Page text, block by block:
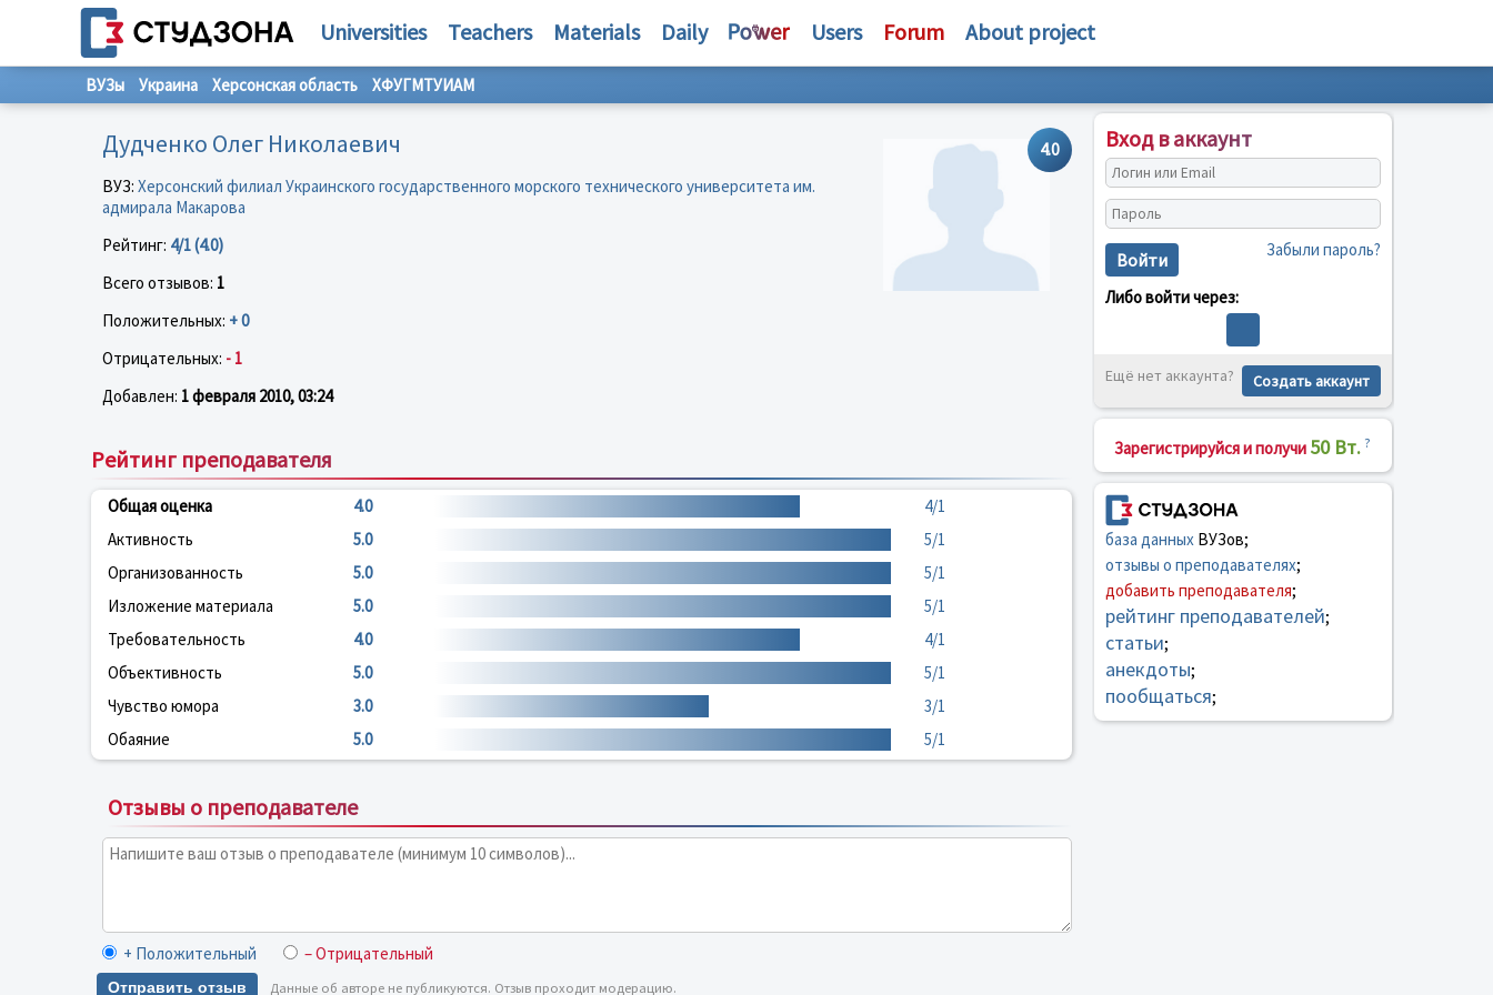
Universities Teachers Materials Daily Users Forum About project
ВУЗы Украина Херсонская область ХФУГМТУИАМ
4.0
Дудченко Олег Николаевич
ВУЗ: Херсонский филиал Украинского государственного морского технического университета им.
адмирала Макарова
Рейтинг: 4/1 (4.0)
Всего отзывов: 1
Положительных: + 0
Отрицательных: - 1
Добавлен: 1 февраля 2010, 03:24
Рейтинг преподавателя
Общая оценка 4.0
4/1
Активность
5.0
5/1
Организованность
5.0
5/1
Изложение материала
5.0
5/1
Требовательность
4.0
4/1
Объективность
5.0
5/1
Чувство юмора
3.0
3/1
Обаяние
5.0 5/1
Отзывы о преподавателе
+ Положительный – Отрицательный
Отправить отзыв Данные об авторе не публикуются. Отзыв проходит модерацию.
Вход в аккаунт
Войти Забыли пароль?
Либо войти через:
Ещё нет аккаунта? Создать аккаунт
Зарегистрируйся и получи 50 Вт. ?
база данныхВУЗов;
отзывы о преподавателях;
добавить преподавателя;
рейтинг преподавателей;
статьи;
анекдоты;
пообщаться;